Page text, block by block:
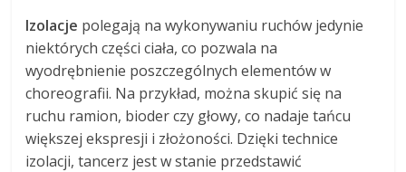
Izolacje polegają na wykonywaniu ruchów jedynie
niektórych części ciała, co pozwala na
wyodrębnienie poszczególnych elementów w
choreografii. Na przykład, można skupić się na
ruchu ramion, bioder czy głowy, co nadaje tańcu
większej ekspresji i złożoności. Dzięki technice
izolacji, tancerz jest w stanie przedstawić